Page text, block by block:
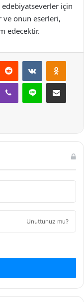
edebiyatseverler için
onun eserleri,
edecektir.
Reddit VKontakte
Viber Line E-Posta ile
Unuttunuz mu?